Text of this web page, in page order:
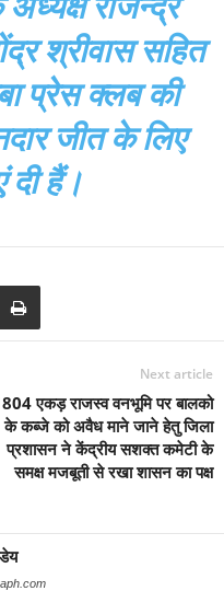
श्रीवास सहित
प्रेस क्लब की
जीत के लिए
दी हैं।
Next article
एकड़ राजस्व वनभूमि पर बालको
के कब्जे को अवैध माने जाने हेतु जिला
प्रशासन ने केंद्रीय सशक्त कमेटी के
समक्ष मजबूती से रखा शासन का पक्ष